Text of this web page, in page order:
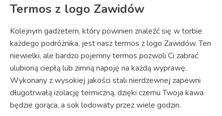
Termos z logo Zawidów
Kolejnym gadżetem, który powinien znaleźć się w torbie
każdego podróżnika, jest nasz termos z logo Zawidów. Ten
niewielki, ale bardzo pojemny termos pozwoli Ci zabrać
ulubioną ciepłą lub zimną napoję na każdą wyprawę.
Wykonany z wysokiej jakości stali nierdzewnej zapewni
długotrwałą izolację termiczną, dzięki czemu Twoja kawa
będzie gorąca, a sok lodowaty przez wiele godzin.